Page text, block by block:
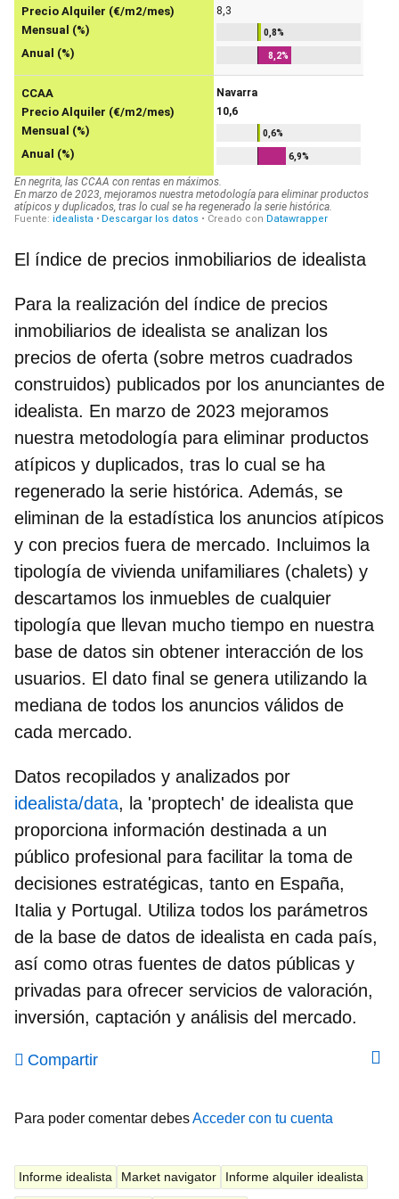
El índice de precios inmobiliarios de idealista
Para la realización del índice de precios
inmobiliarios de idealista se analizan los
precios de oferta (sobre metros cuadrados
construidos) publicados por los anunciantes de
idealista. En marzo de 2023 mejoramos
nuestra metodología para eliminar productos
atípicos y duplicados, tras lo cual se ha
regenerado la serie histórica. Además, se
eliminan de la estadística los anuncios atípicos
y con precios fuera de mercado. Incluimos la
tipología de vivienda unifamiliares (chalets) y
descartamos los inmuebles de cualquier
tipología que llevan mucho tiempo en nuestra
base de datos sin obtener interacción de los
usuarios. El dato final se genera utilizando la
mediana de todos los anuncios válidos de
cada mercado.
Datos recopilados y analizados por
idealista/data, la 'proptech' de idealista que
proporciona información destinada a un
público profesional para facilitar la toma de
decisiones estratégicas, tanto en España,
Italia y Portugal. Utiliza todos los parámetros
de la base de datos de idealista en cada país,
así como otras fuentes de datos públicas y
privadas para ofrecer servicios de valoración,
inversión, captación y análisis del mercado.
Compartir
Para poder comentar debesAcceder con tu cuenta
Informe idealista Market navigator Informe alquiler idealista